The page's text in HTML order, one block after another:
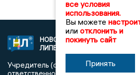
НОВОСТИ
ЛИПЕЦКА
2021 ©
Учредитель (соучредители):
все условия
использования.
Вы можете
или отклонить и
покинуть сайт
Принять